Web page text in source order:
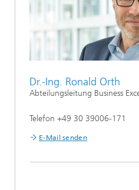
Dr.-Ing. Ronald Orth
Abteilungsleitung Business
Telefon +49 30 39006-171
E-Mail senden